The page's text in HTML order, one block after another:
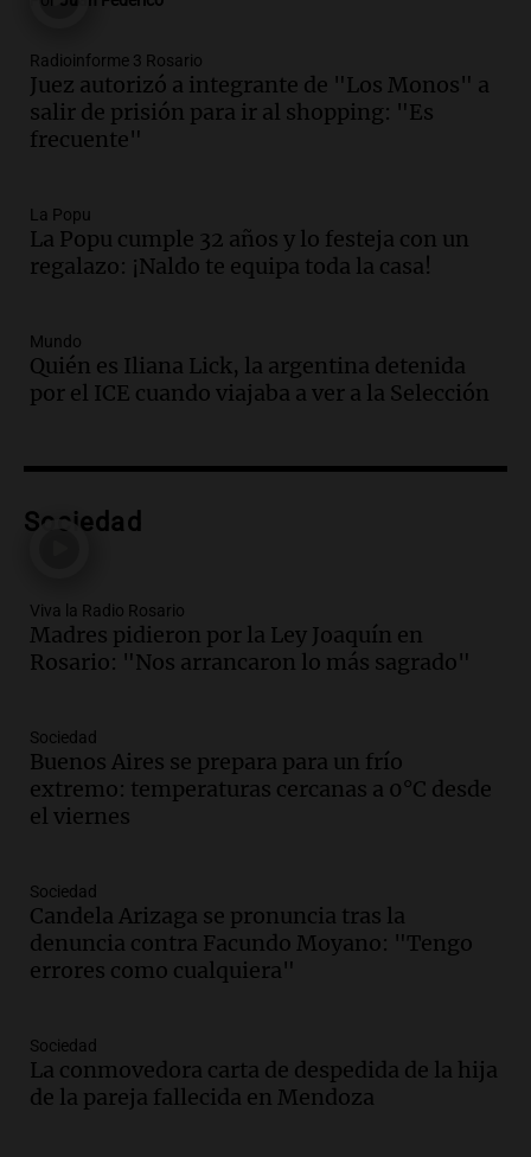
Episodios
Audio.Madres en Rosario piden por la
ley Joaquín.
Viva la Radio Rosario
Episodios
de hacienda: “Las tecnologías no
reemplazan el contacto con la gente”
La Argentina, hoy
Audio.
un pozo de 17 metros en Nueva Córdoba
Panorama Federal
Audio.Lanzamiento del Tigo 7 CSH: el
al mercado argentino
Audio.Perito Moreno recibe la Copa
Mundial de Natación de Invierno con
récords y atletas de 20 países
Audio.Conductor imputado por
accidente fatal en San Luis dejó tres
jóvenes muertos y un herido grave
Audio.
marcha atrás en la Ley de Tierras:
“Frenamos un saqueo de recursos”
Amamos Argentina
Audio.
Federal Sancor Seguros y adelantó su
nuevo tema a Cadena 3 Rosario.
Radioinforme 3 Rosario
Juez autorizó a integrante de "Los Monos" a
salir de prisión para ir al shopping: "Es
frecuente"
La Popu
La Popu cumple 32 años y lo festeja con un
regalazo: ¡Naldo te equipa toda la casa!
Mundo
Quién es Iliana Lick, la argentina detenida
por el ICE cuando viajaba a ver a la Selección
Sociedad
Viva la Radio Rosario
Madres pidieron por la Ley Joaquín en
Rosario: "Nos arrancaron lo más sagrado"
Sociedad
Buenos Aires se prepara para un frío
extremo: temperaturas cercanas a 0°C desde
el viernes
Sociedad
Candela Arizaga se pronuncia tras la
denuncia contra Facundo Moyano: "Tengo
errores como cualquiera"
Sociedad
La conmovedora carta de despedida de la hija
de la pareja fallecida en Mendoza